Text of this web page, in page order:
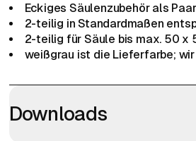
Eckiges Säulenzubehör als
2-teilig in Standardmaßen
2-teilig für Säule bis max. 50 x
weißgrau ist die Lieferfarbe; wir
Downloads